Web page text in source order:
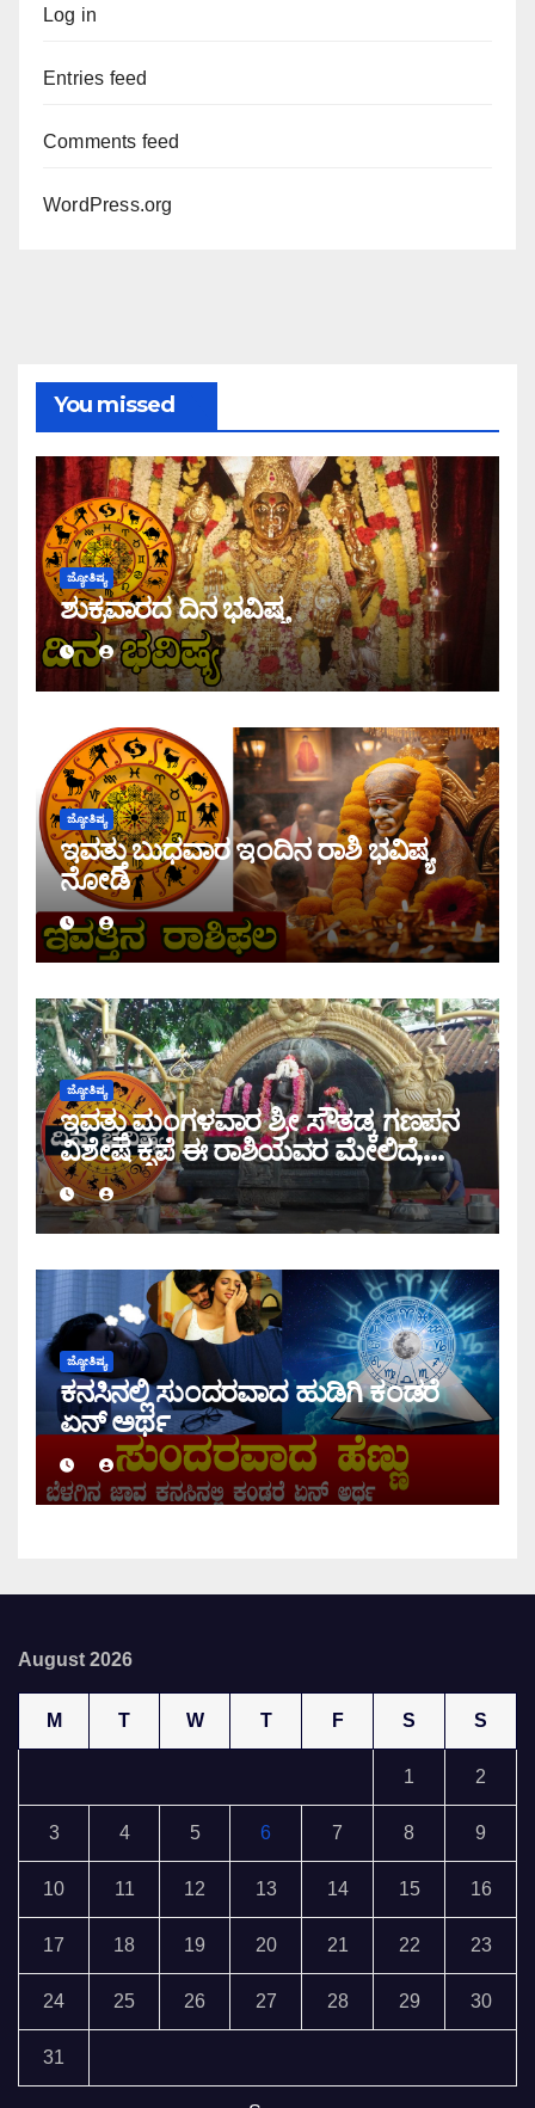
Log in
Entries feed
Comments feed
WordPress.org
You missed
ಜ್ಯೋತಿಷ್ಯ
ಶುಕ್ರವಾರದ ದಿನ ಭವಿಷ್ಯ
ಜ್ಯೋತಿಷ್ಯ
ಇವತ್ತು ಬುಧವಾರ ಇಂದಿನ ರಾಶಿ ಭವಿಷ್ಯ
ನೋಡಿ
ಜ್ಯೋತಿಷ್ಯ
ಇವತ್ತು ಮಂಗಳವಾರ ಶ್ರೀ ಸೌತಡ್ಕ ಗಣಪನ
ವಿಶೇಷ ಕೃಪೆ ಈ ರಾಶಿಯವರ ಮೇಲಿದೆ,
ಇಂದಿನ ರಾಶಿ ಭವಿಷ್ಯ ತಿಳಿಯಿರಿ
ಜ್ಯೋತಿಷ್ಯ
ಕನಸಿನಲ್ಲಿ ಸುಂದರವಾದ ಹುಡಿಗಿ ಕಂಡರೆ
ಏನ್ ಅರ್ಥ
August 2026
M T W T F S S
1 2
3 4 5 6 7 8 9
10 11 12 13 14 15 16
17 18 19 20 21 22 23
24 25 26 27 28 29 30
31